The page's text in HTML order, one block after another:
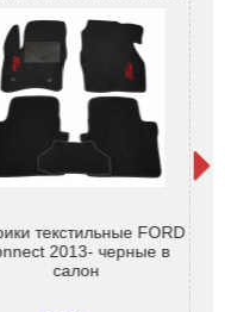
текстильные FORD
2013- черные в
салон